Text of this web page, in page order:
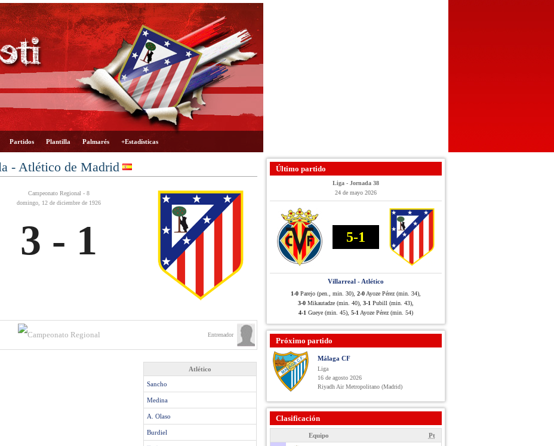
Partidos Plantilla Palmarés +Estadísticas
- Atlético de Madrid
Campeonato Regional - 8
domingo, 12 de diciembre de 1926
3 - 1
Entrenador
Atlético
Sancho
Medina
A. Olaso
Burdiel
Último partido
Liga - Jornada 38
24 de mayo 2026
5-1
Villarreal - Atlético
1-0 Parejo (pen., min. 30), 2-0 Ayoze Pérez (min. 34),
3-0 Mikautadze (min. 40), 3-1 Pubill (min. 43),
4-1 Gueye (min. 45), 5-1 Ayoze Pérez (min. 54)
Próximo partido
Málaga CF
Liga
16 de agosto 2026
Riyadh Air Metropolitano (Madrid)
Clasificación
Equipo Pt